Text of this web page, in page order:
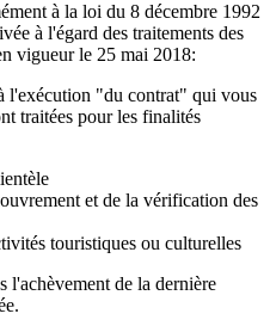
à la loi du 8 décembre 1992
à l'égard des traitements des
vigueur le 25 mai 2018:
l'exécution "du contrat" qui vous
traitées pour les finalités
et de la vérification des
touristiques ou culturelles
l'achèvement de la dernière